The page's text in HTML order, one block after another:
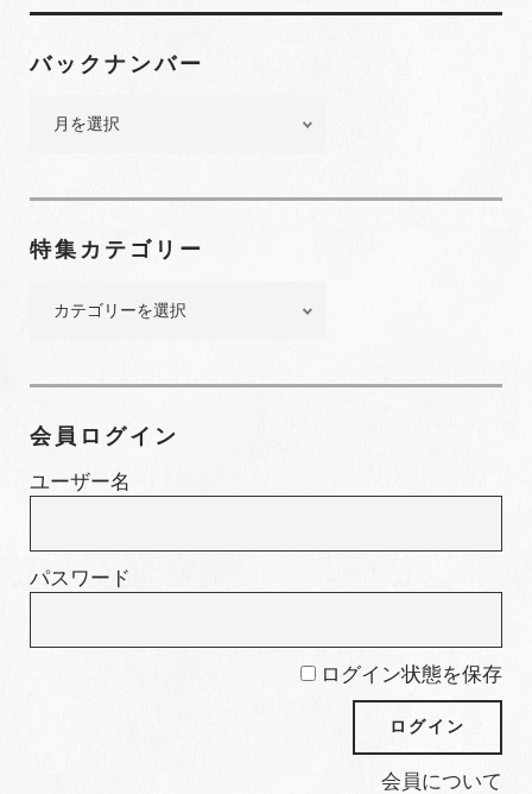
ナ
ビ
ゲ
ン
バックナンバー
ナ
バ
特集カテゴリー
テ
リ
会員ログイン
ユーザー名
パスワード
ログイン状態を保存
会員について